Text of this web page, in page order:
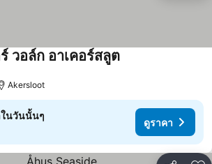
วอล์ก อาเคอร์สลูต
Akersloot
ในวันนั้นๆ
ดูราคา